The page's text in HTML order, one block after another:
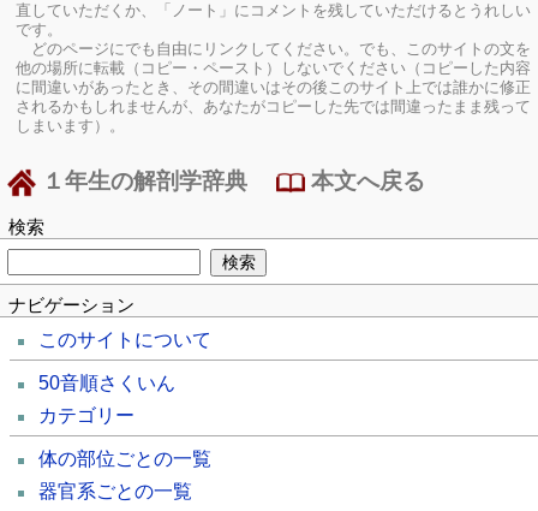
直していただくか、「ノート」にコメントを残していただけるとうれしい
です。
どのページにでも自由にリンクしてください。でも、このサイトの文を
他の場所に転載（コピー・ペースト）しないでください（コピーした内容
に間違いがあったとき、その間違いはその後このサイト上では誰かに修正
されるかもしれませんが、あなたがコピーした先では間違ったまま残って
しまいます）。
１年生の解剖学辞典 本文へ戻る
検索
ナビゲーション
このサイトについて
50音順さくいん
カテゴリー
体の部位ごとの一覧
器官系ごとの一覧